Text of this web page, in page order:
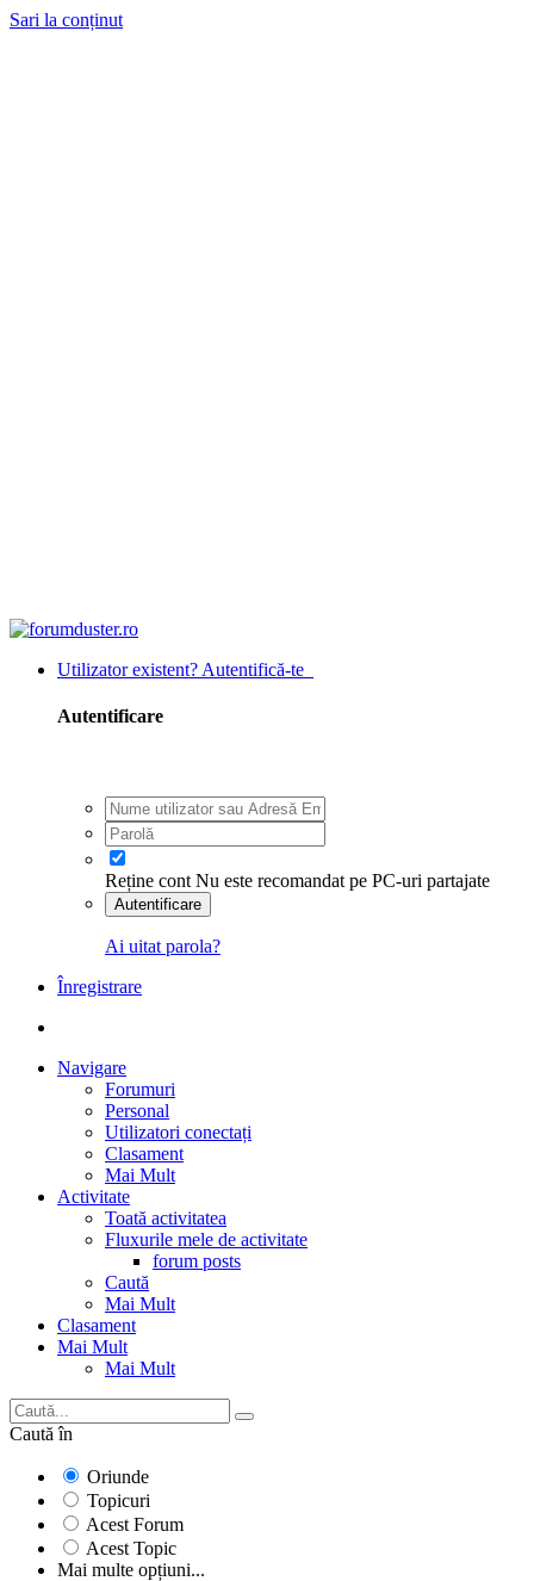
Sari la conținut
Utilizator existent? Autentifică-te
Autentificare
Reține cont Nu este recomandat pe PC-uri partajate
Autentificare
Ai uitat parola?
Înregistrare
Navigare
Forumuri
Personal
Utilizatori conectați
Clasament
Mai Mult
Activitate
Toată activitatea
Fluxurile mele de activitate
forum posts
Caută
Mai Mult
Clasament
Mai Mult
Mai Mult
Caută în
Oriunde
Topicuri
Acest Forum
Acest Topic
Mai multe opțiuni...